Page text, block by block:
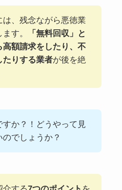
は、残念ながら悪徳業
す。
「無料回収」と
高額請求をしたり、不
たりする業者が後を絶
すか？！どうやって見
でしょうか？